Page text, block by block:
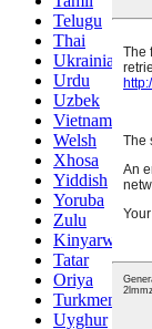
Telugu
Thai
Ukrainian
Urdu
Uzbek
Vietnamese
Welsh
Xhosa
Yiddish
Yoruba
Zulu
Kinyarwanda
Tatar
Oriya
Turkmen
Uyghur